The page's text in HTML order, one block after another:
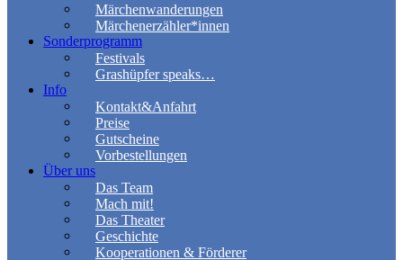
Märchenwanderungen
Märchenerzähler*innen
Sonderprogramm
Festivals
Grashüpfer speaks…
Info
Kontakt&Anfahrt
Preise
Gutscheine
Vorbestellungen
Über uns
Das Team
Mach mit!
Das Theater
Geschichte
Kooperationen & Förderer